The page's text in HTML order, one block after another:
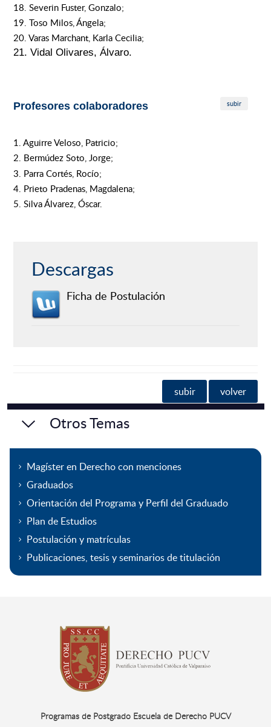
18. Severin Fuster, Gonzalo;
19. Toso Milos, Ángela;
20. Varas Marchant, Karla Cecilia;
21. Vidal Olivares, Álvaro.
Profesores colaboradores subir
1. Aguirre Veloso, Patricio;
2. Bermúdez Soto, Jorge;
3. Parra Cortés, Rocío;
4. Prieto Pradenas, Magdalena;
5. Silva Álvarez, Óscar.
Descargas
Ficha de Postulación
subir volver
Otros Temas
Magíster en Derecho con menciones
Graduados
Orientación del Programa y Perfil del Graduado
Plan de Estudios
Postulación y matrículas
Publicaciones, tesis y seminarios de titulación
Programas de Postgrado Escuela de Derecho PUCV